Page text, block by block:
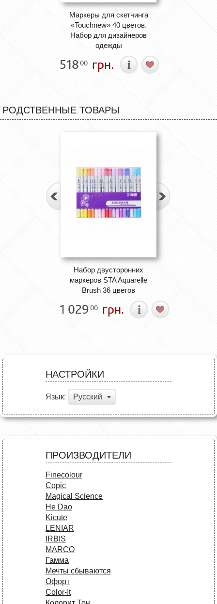
Маркеры для скетчинга
«Touchnew» 40 цветов.
Набор для дизайнеров
одежды
51800 грн.
РОДСТВЕННЫЕ ТОВАРЫ
Набор двусторонних
маркеров STA Aquarelle
Brush 36 цветов
1 02900 грн.
НАСТРОЙКИ
Язык: Русский
ПРОИЗВОДИТЕЛИ
Finecolour
Copic
Magical Science
He Dao
Kicute
LENIAR
IRBIS
MARCO
Гамма
Мечты сбываются
Офорт
Сolor-It